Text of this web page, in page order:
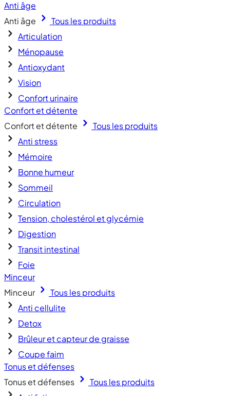
Anti âge
Anti âge
Tous les produits
Articulation
Ménopause
Antioxydant
Vision
Confort urinaire
Confort et détente
Confort et détente
Tous les produits
Anti stress
Mémoire
Bonne humeur
Sommeil
Circulation
Tension, cholestérol et glycémie
Digestion
Transit intestinal
Foie
Minceur
Minceur
Tous les produits
Anti cellulite
Detox
Brûleur et capteur de graisse
Coupe faim
Tonus et défenses
Tonus et défenses
Tous les produits